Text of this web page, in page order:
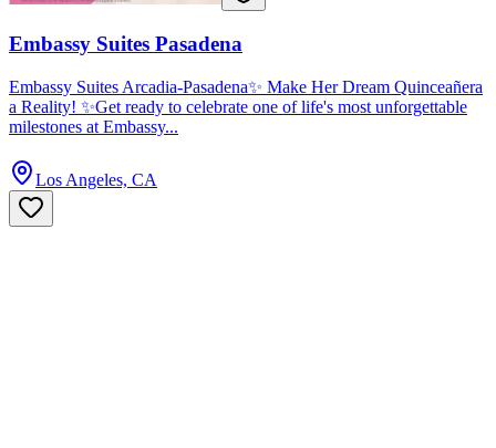
Embassy Suites Pasadena
Embassy Suites Arcadia-Pasadena✨ Make Her Dream Quinceañera
a Reality! ✨Get ready to celebrate one of life's most unforgettable
milestones at Embassy...
Los Angeles, CA